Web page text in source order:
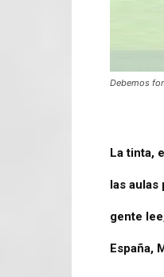
Debemos
La tinta,
las aulas
gente
España,